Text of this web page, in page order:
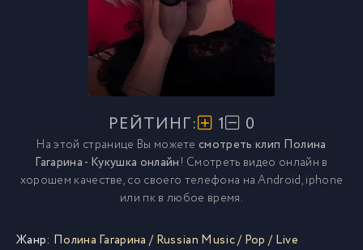
РЕЙТИНГ: 1 0
На этой странице Вы можетесмотреть клип Полина
Гагарина - Кукушка онлайн! Смотреть видео онлайн в
хорошем качестве, со своего телефона на Android, iphone
или пк в любое время.
Жанр: Полина Гагарина / Russian Music/ Pop / Live